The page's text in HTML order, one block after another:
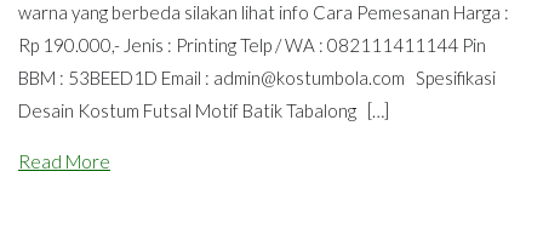
warna yang berbeda silakan lihat info Cara Pemesanan Harga :
Rp 190.000,- Jenis : Printing Telp / WA : 082111411144 Pin
BBM : 53BEED1D Email : admin@kostumbola.com Spesifikasi
Desain Kostum Futsal Motif Batik Tabalong […]
Read More